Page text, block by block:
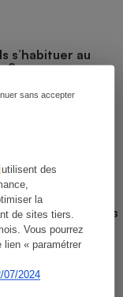
utilisent des
la
de sites tiers.
Vous pourrez
lien « paramétrer
07/2024
sans accepter
s’habituer au
?
vendues sur
désastreux des
à la loupe